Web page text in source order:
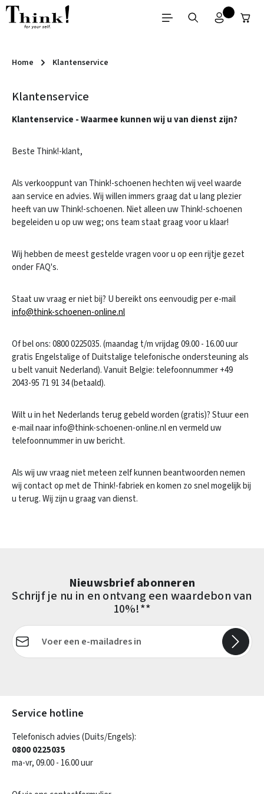
Ga naar de hoofdinhoud
Home Klantenservice
Klantenservice
Klantenservice - Waarmee kunnen wij u van dienst zijn?
Beste Think!-klant,
Als verkooppunt van Think!-schoenen hechten wij veel waarde
aan service en advies. Wij willen immers graag dat u lang plezier
heeft van uw Think!-schoenen. Niet alleen uw Think!-schoenen
begeleiden u op uw weg; ons team staat graag voor u klaar!
Wij hebben de meest gestelde vragen voor u op een rijtje gezet
onder FAQ's.
Staat uw vraag er niet bij? U bereikt ons eenvoudig per e-mail
info@think-schoenen-online.nl
Of bel ons: 0800 0225035. (maandag t/m vrijdag 09.00 - 16.00 uur
gratis Engelstalige of Duitstalige telefonische ondersteuning als
u belt vanuit Nederland). Vanuit Belgie: telefoonnummer +49
2043-95 71 91 34 (betaald).
Wilt u in het Nederlands terug gebeld worden (gratis)? Stuur een
e-mail naar info@think-schoenen-online.nl en vermeld uw
telefoonnummer in uw bericht.
Als wij uw vraag niet meteen zelf kunnen beantwoorden nemen
wij contact op met de Think!-fabriek en komen zo snel mogelijk bij
u terug. Wij zijn u graag van dienst.
Nieuwsbrief abonneren
Schrijf je nu in en ontvang een waardebon van
10%!**
E-mailadres*
Service hotline
Telefonisch advies (Duits/Engels):
0800 0225035
ma-vr, 09.00 - 16.00 uur